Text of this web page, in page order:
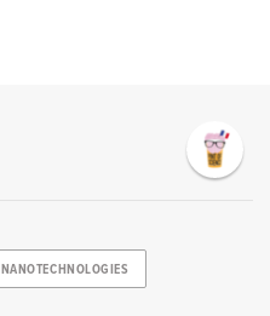
NANOTECHNOLOGIES